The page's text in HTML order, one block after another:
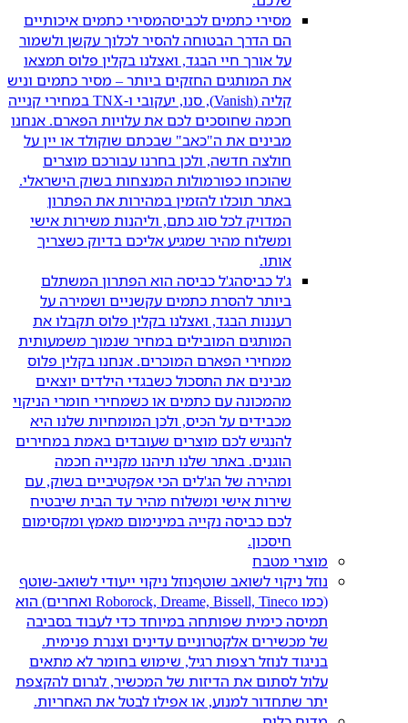
מסירי כתמים לכביסהמסירי כתמים איכותיים
הם הדרך הבטוחה להסיר לכלוך עקשן ולשמור
על אורך חיי הבגד, ואצלנו בקלין פלוס תמצאו
את המותגים החזקים ביותר – מסיר כתמים וניש
קליה (Vanish), סנו, יעקובי ו-TNX במחירי קנייה
חכמה שחוסכים לכם את עלויות הפארם. אנחנו
מבינים את ה"כאב" שבכתם שוקולד או יין על
חולצה חדשה, ולכן בחרנו עבורכם מוצרים
שהוכחו כפורמולות המנצחות בשוק הישראלי.
באתר תוכלו להזמין במהירות את הפתרון
המדויק לכל סוג כתם, וליהנות משירות אישי
ומשלוח מהיר שמגיע אליכם בדיוק כשצריך
אותו.
ג'ל כביסהג'ל כביסה הוא הפתרון המשתלם
ביותר להסרת כתמים עקשניים ושמירה על
רעננות הבגד, ואצלנו בקלין פלוס תקבלו את
המותגים המובילים במחיר שנמוך משמעותית
ממחירי הפארם המוכרים. אנחנו בקלין פלוס
מבינים את התסכול כשבגדי הילדים יוצאים
מהמכונה עם כתמים או כשמחירי חומרי הניקוי
מכבידים על הכיס, ולכן המומחיות שלנו היא
להנגיש לכם מוצרים שעובדים באמת במחירים
הוגנים. באתר שלנו תיהנו מקנייה חכמה
ומהירה של הג'לים הכי אפקטיביים בשוק, עם
שירות אישי ומשלוח מהיר עד הבית שיבטיח
לכם כביסה נקייה במינימום מאמץ ומקסימום
חיסכון.
מוצרי מטבח
נוזל ניקוי לשואב שוטףנוזל ניקוי ייעודי לשואב-שוטף
(כמו Roborock, Dreame, Bissell, Tineco ואחרים) הוא
תמיסה כימית שפותחה במיוחד כדי לעבוד בסביבה
של מכשירים אלקטרוניים עדינים וצנרת פנימית.
בניגוד לנוזל רצפות רגיל, שימוש בחומר לא מתאים
עלול לסתום את הדיזות של המכשיר, לגרום להקצפת
יתר שתחדור למנוע, או אפילו לבטל את האחריות.